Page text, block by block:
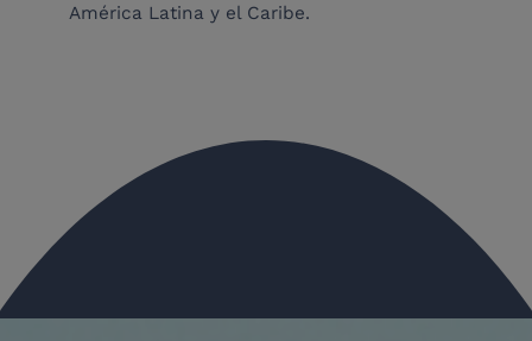
América Latina y el Caribe.